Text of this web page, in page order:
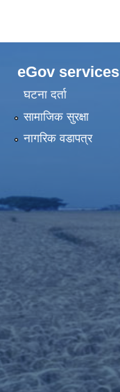
eGov services
घटना दर्ता
सामाजिक सुरक्षा
नागरिक वडापत्र